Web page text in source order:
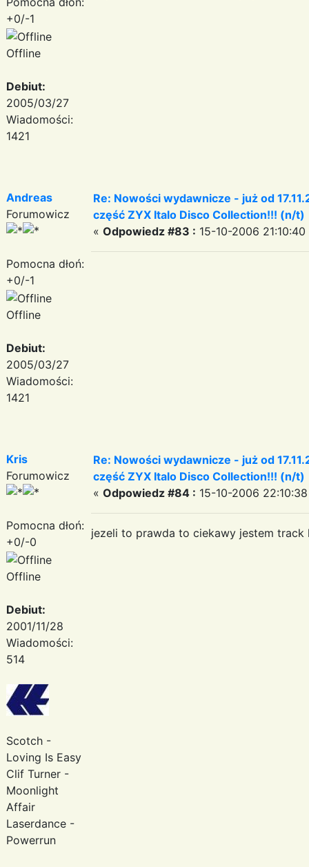
+0/-1
Offline
Debiut:
2005/03/27
Wiadomości:
1421
Andreas
Forumowicz
Pomocna dłoń:
+0/-1
Offline
Debiut:
2005/03/27
Wiadomości:
1421
Re: Nowości wydawnicze - już od
część ZYX Italo Disco Collection!!! (n/t)
« Odpowiedz #83 : 15-10-2006 21:10:40
Kris
Forumowicz
Pomocna dłoń:
+0/-0
Offline
Debiut:
2001/11/28
Wiadomości:
514
Scotch -
Loving Is Easy
Clif Turner -
Moonlight
Affair
Laserdance -
Powerrun
Re: Nowości wydawnicze - już od
część ZYX Italo Disco Collection!!! (n/t)
« Odpowiedz #84 : 15-10-2006
jezeli to prawda to ciekawy jestem